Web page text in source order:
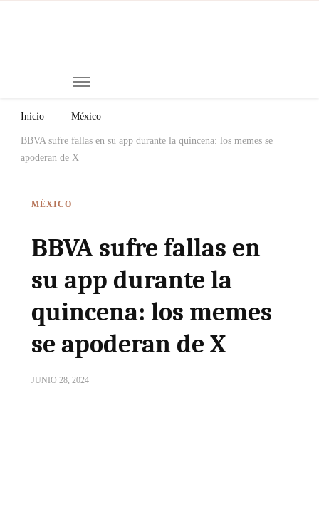
Inicio México
BBVA sufre fallas en su app durante la quincena: los memes se
apoderan de X
MÉXICO
BBVA sufre fallas en
su app durante la
quincena: los memes
se apoderan de X
JUNIO 28, 2024